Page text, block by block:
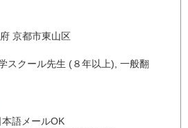
京都市東山区
スクール先生 (８年以上), 一般翻
本語メールOK